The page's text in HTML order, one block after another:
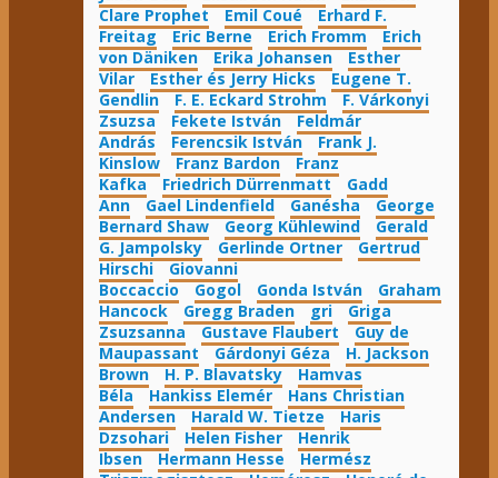
Clare Prophet
Emil Coué
Erhard F.
Freitag
Eric Berne Erich Fromm
Erich
von Däniken
Erika Johansen
Esther
Vilar
Esther és Jerry Hicks
Eugene T.
Gendlin
F. E. Eckard Strohm
F. Várkonyi
Zsuzsa
Fekete István
Feldmár
András
Ferencsik István
Frank J.
Kinslow
Franz Bardon
Franz
Kafka
Friedrich Dürrenmatt
Gadd
Ann
Gael Lindenfield Ganésha
George
Bernard Shaw
Georg Kühlewind
Gerald
G. Jampolsky
Gerlinde Ortner
Gertrud
Hirschi
Giovanni
Boccaccio
Gogol Gonda István
Graham
Hancock
Gregg Braden gri
Griga
Zsuzsanna
Gustave Flaubert
Guy de
Maupassant
Gárdonyi Géza
H. Jackson
Brown
H. P. Blavatsky
Hamvas
Béla
Hankiss Elemér
Hans Christian
Andersen
Harald W. Tietze
Haris
Dzsohari
Helen Fisher
Henrik
Ibsen
Hermann Hesse
Hermész